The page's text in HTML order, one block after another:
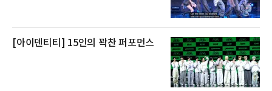
[아이덴티티] 15인의 꽉찬 퍼포먼스